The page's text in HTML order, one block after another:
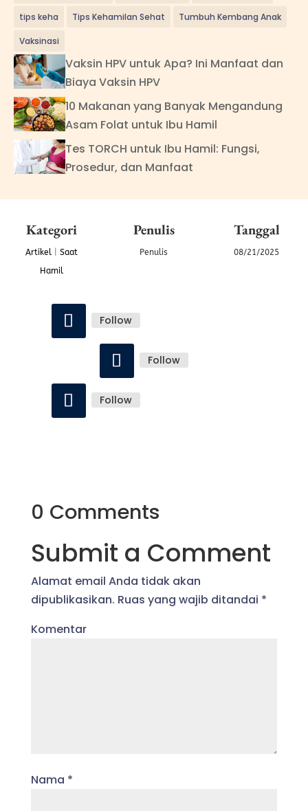
tips keha Tips Kehamilan Sehat Tumbuh Kembang Anak
Vaksinasi
Vaksin HPV untuk Apa? Ini Manfaat dan
Biaya Vaksin HPV
10 Makanan yang Banyak Mengandung
Asam Folat untuk Ibu Hamil
Tes TORCH untuk Ibu Hamil: Fungsi,
Prosedur, dan Manfaat
Kategori
Artikel| Saat
Hamil
Penulis
Penulis
Tanggal
08/21/2025
Follow
Follow
Follow
0 Comments
Submit a Comment
Alamat email Anda tidak akan
dipublikasikan. Ruas yang wajib ditandai *
Komentar
Nama *